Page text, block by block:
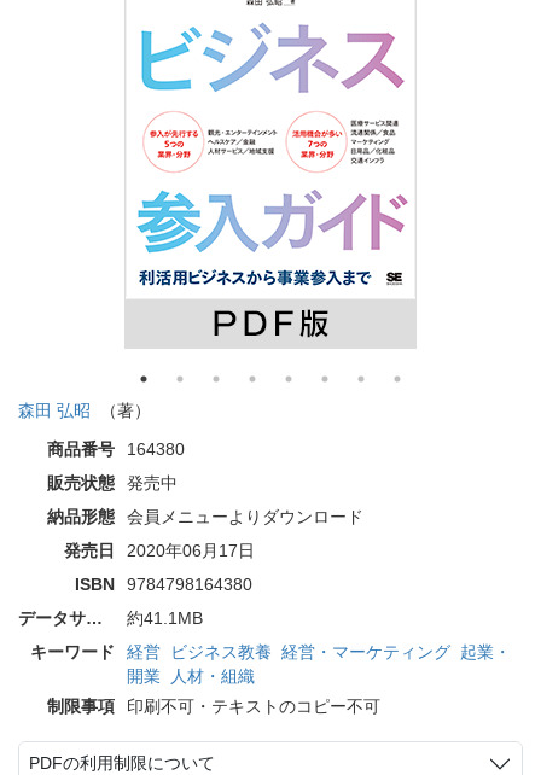
森田 弘昭
（著）
商品番号
164380
販売状態
発売中
納品形態
会員メニューよりダウンロード
発売日
2020年06月17日
ISBN
9784798164380
データサイズ
約41.1MB
キーワード
経営 ビジネス教養 経営・マーケティング 起業・
開業
人材・組織
制限事項
印刷不可・テキストのコピー不可
PDFの利用制限について